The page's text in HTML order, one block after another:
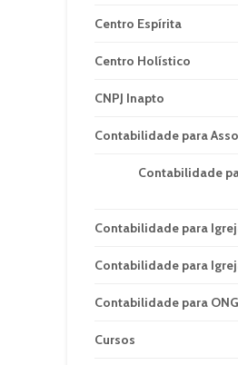
Centro Espírita
Centro Holístico
CNPJ Inapto
Contabilidade para
Contabilidade
Contabilidade para
Contabilidade para
Contabilidade para ONG
Cursos